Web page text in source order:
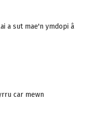
a sut mae'n ymdopi â
car mewn